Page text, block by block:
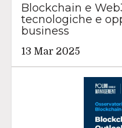
Blockchain e
tecnologiche e
business
13 Mar 2025